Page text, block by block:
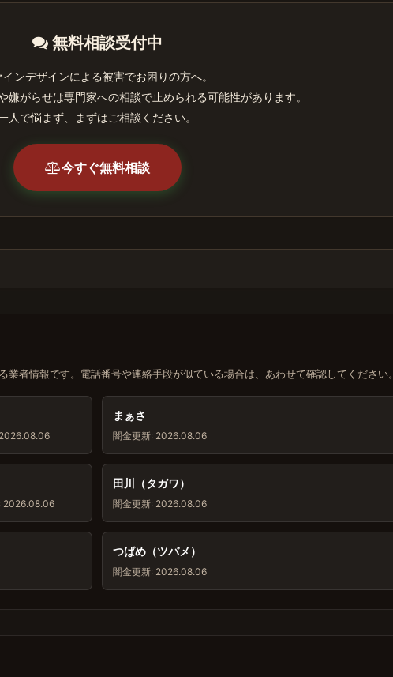
無料相談受付中
インデザインによる被害でお困りの方へ。
嫌がらせは専門家への相談で止められる可能性があります。
人で悩まず、まずはご相談ください。
今すぐ無料相談
者情報です。電話番号や連絡手段が似ている場合は、あわせて確認してください。
まぁさ
闇金更新: 2026.08.06
2026.08.06
田川（タガワ）
闇金更新: 2026.08.06
つばめ（ツバメ）
闇金更新: 2026.08.06